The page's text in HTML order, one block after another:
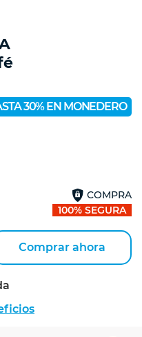
30% EN MONEDERO
COMPRA
100% SEGURA
Comprar ahora